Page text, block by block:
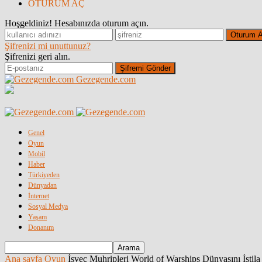
OTURUM AÇ
Hoşgeldiniz! Hesabınızda oturum açın.
Şifrenizi mi unuttunuz?
Şifrenizi geri alın.
Gezegende.com
Genel
Oyun
Mobil
Haber
Türkiyeden
Dünyadan
İnternet
Sosyal Medya
Yaşam
Donanım
Ana sayfa Oyun İsveç Muhripleri World of Warships Dünyasını